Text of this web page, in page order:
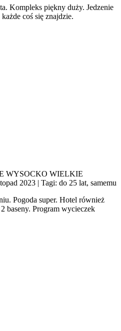
Kompleks piękny duży. Jedzenie
coś się znajdzie.
WYSOCKO WIELKIE
2023 | Tagi: do 25 lat, samemu
Pogoda super. Hotel również
baseny. Program wycieczek